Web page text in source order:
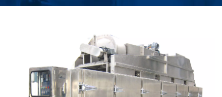
ฟรายส์ ขนมปังทอดและอบ และอาหารคุณภาพอื่น ๆ